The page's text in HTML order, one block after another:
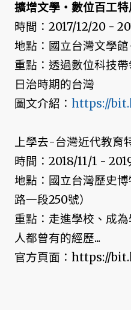
擴增文學・數位百工
時間：2017/12/20 -
地點：國立台灣文學
重點：透過數位科技
日治時期的台灣
圖文介紹： https://
上學去-台灣近代教育
時間：2018/11/1 -
地點：國立台灣歷史
路一段250號）
重點：走進學校、成
人都曾有的經歷...
官方頁面：https://